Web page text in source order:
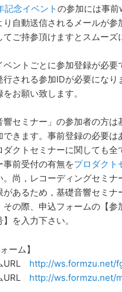
記念イベントの参加には事前
自動送信されるメールが
ご持参頂けますとスムーズ
ントごとに参加登録が必要
される参加IDが必要になり
お願い致します。
響セミナー」の参加者の方
きます。事前登録の必要は
クトセミナーに関しても
事前受付の有無をプロダクト
。尚，レコーディングセミ
があるため，基礎音響セミ
その際、申込フォームの【
を入力下さい。
ーム】
URL http://ws.formzu.net/
URL http://ws.formzu.net/